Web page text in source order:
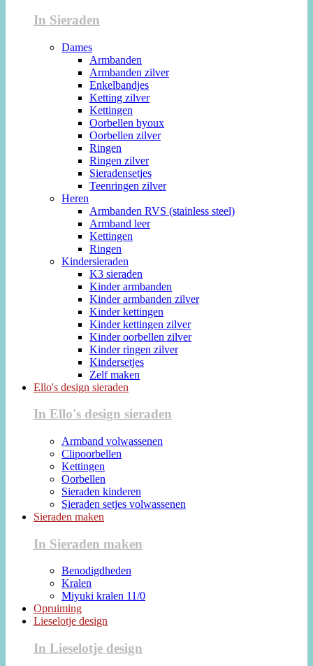
In Sieraden
Dames
Armbanden
Armbanden zilver
Enkelbandjes
Ketting zilver
Kettingen
Oorbellen byoux
Oorbellen zilver
Ringen
Ringen zilver
Sieradensetjes
Teenringen zilver
Heren
Armbanden RVS (stainless steel)
Armband leer
Kettingen
Ringen
Kindersieraden
K3 sieraden
Kinder armbanden
Kinder armbanden zilver
Kinder kettingen
Kinder kettingen zilver
Kinder oorbellen zilver
Kinder ringen zilver
Kindersetjes
Zelf maken
Ello's design sieraden
In Ello's design sieraden
Armband volwassenen
Clipoorbellen
Kettingen
Oorbellen
Sieraden kinderen
Sieraden setjes volwassenen
Sieraden maken
In Sieraden maken
Benodigdheden
Kralen
Miyuki kralen 11/0
Opruiming
Lieselotje design
In Lieselotje design